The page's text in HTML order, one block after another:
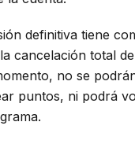
definitiva tiene
cancelación total
no se
puntos, ni podrá